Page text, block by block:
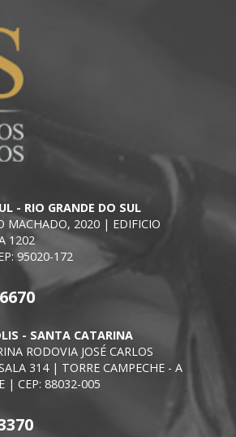
- RIO GRANDE DO SUL
MACHADO, 2020 | EDIFICIO
1202
95020-172
- SANTA CATARINA
RODOVIA JOSÉ CARLOS
314 | TORRE CAMPECHE - A
| CEP: 88032-005